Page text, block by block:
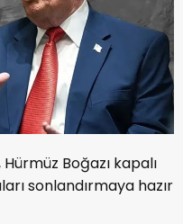
Boğazı kapalı
sonlandırmaya hazır